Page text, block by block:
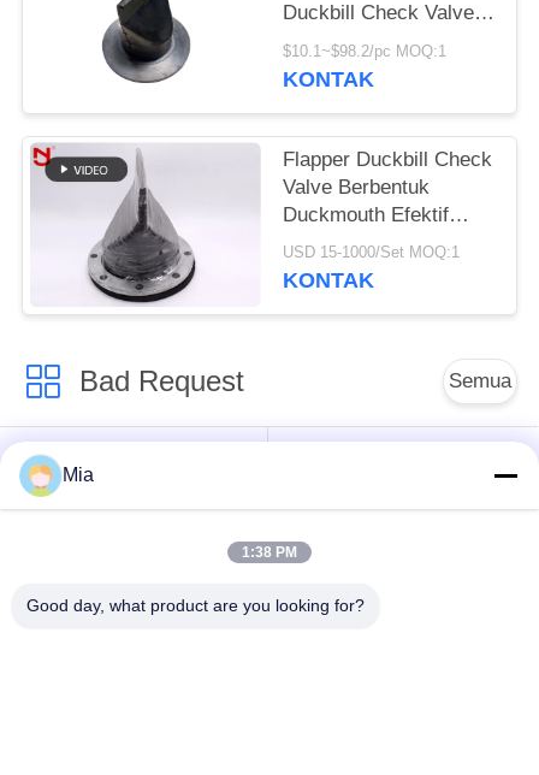
Duckbill Check Valve
dengan pengalaman 20
tahun untuk aplikasi air
$10.1~$98.2/pc MOQ:1
KONTAK
Flapper Duckbill Check
Valve Berbentuk
Duckmouth Efektif
Untuk Menguras
Limbah
USD 15-1000/Set MOQ:1
KONTAK
Bad Request Semua
Sambungan Ekspansi
Karet Bola Tunggal
Sambungan Ekspansi
Mia
1:38 PM
Good day, what product are you looking for?